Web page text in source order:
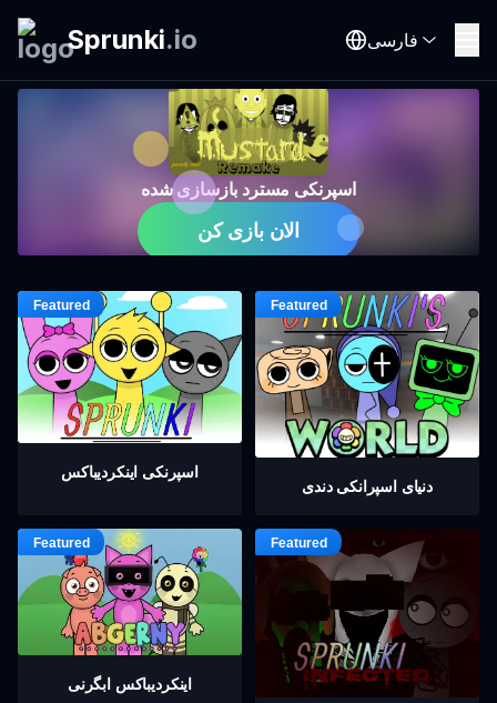
Sprunki.io فارسی
اسپرنکی مسترد بازسازی شده
الان بازی کن
اسپرنکی اینکردیباکس
دنیای اسپرانکی دندی
اینکردیباكس ابگرنی